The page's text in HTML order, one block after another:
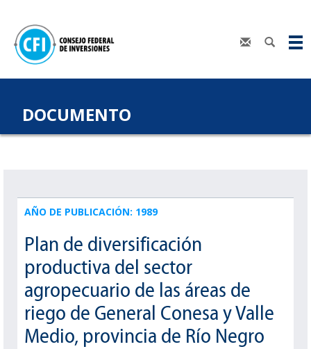
DOCUMENTO
AÑO DE PUBLICACIÓN: 1989
Plan de diversificación
productiva del sector
agropecuario de las áreas de
riego de General Conesa y Valle
Medio, provincia de Río Negro